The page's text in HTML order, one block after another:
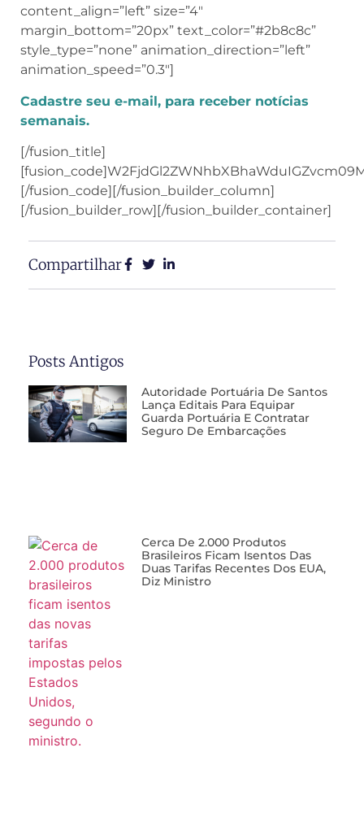
content_align=”left” size=”4″
margin_bottom=”20px” text_color=”#2b8c8c”
style_type=”none” animation_direction=”left”
animation_speed=”0.3″]
Cadastre seu e-mail, para receber notícias
semanais.
[/fusion_title]
[/fusion_code][/fusion_builder_column]
[/fusion_builder_row][/fusion_builder_container]
Compartilhar
Posts Antigos
Autoridade Portuária De Santos
Lança Editais Para Equipar
Guarda Portuária E Contratar
Seguro De Embarcações
Cerca De 2.000 Produtos
Brasileiros Ficam Isentos Das
Duas Tarifas Recentes Dos EUA,
Diz Ministro